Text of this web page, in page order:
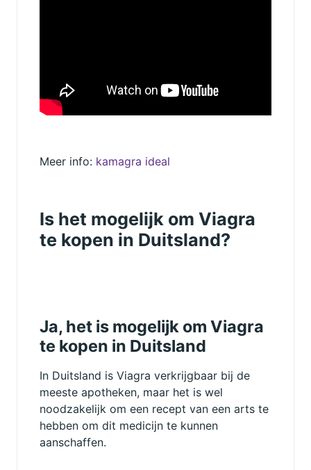
Meer info: kamagra ideal
Is het mogelijk om Viagra
te kopen in Duitsland?
Ja, het is mogelijk om Viagra
te kopen in Duitsland
In Duitsland is Viagra verkrijgbaar bij de
meeste apotheken, maar het is wel
noodzakelijk om een recept van een arts te
hebben om dit medicijn te kunnen
aanschaffen.